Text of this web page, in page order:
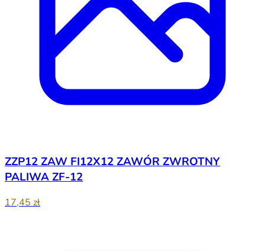
ZZP12 ZAW FI12X12 ZAWÓR ZWROTNY
PALIWA ZF-12
17,45 zł